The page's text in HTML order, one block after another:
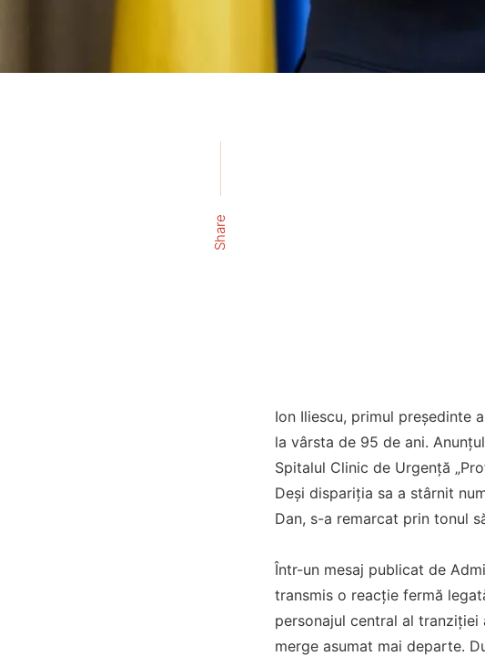
Share
Ion Iliescu, primul președinte
la vârsta de 95 de ani.
Spitalul Clinic de Urgență
Deși dispariția sa a stârnit
Dan, s-a remarcat prin tonul
Într-un mesaj publicat de
transmis o reacție fermă
personajul central al tranziției
merge asumat mai departe.